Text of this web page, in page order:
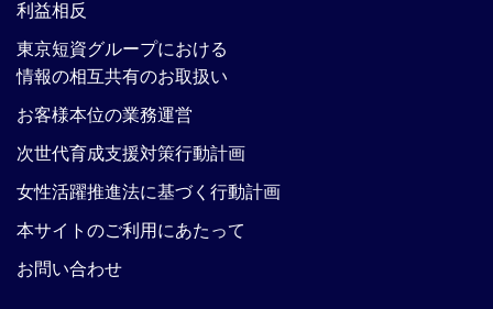
利益相反
東京短資グループにおける
情報の相互共有のお取扱い
お客様本位の業務運営
次世代育成支援対策行動計画
女性活躍推進法に基づく行動計画
本サイトのご利用にあたって
お問い合わせ